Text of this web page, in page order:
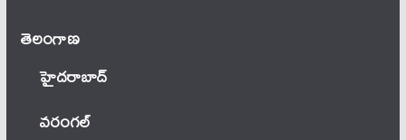
తెలంగాణ‌
హైదరాబాద్
వ‌రంగ‌ల్